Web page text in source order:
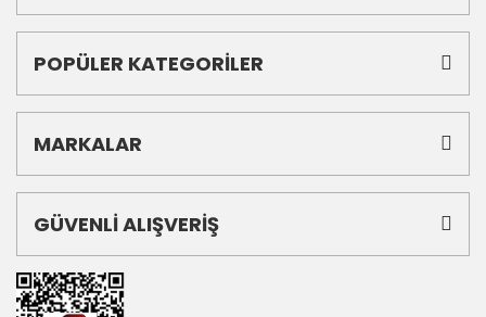
POPÜLER KATEGORİLER
MARKALAR
GÜVENLİ ALIŞVERİŞ